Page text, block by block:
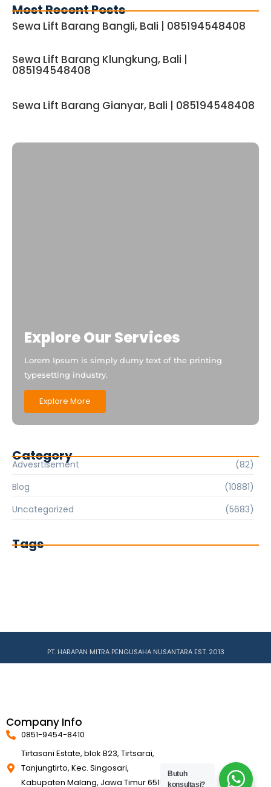
Most Recent Posts
Sewa Lift Barang Bangli, Bali | 085194548408
Sewa Lift Barang Klungkung, Bali |
085194548408
Sewa Lift Barang Gianyar, Bali | 085194548408
Explore Our Services
Lorem Ipsum is simply dumy text of the printing
typesetting industry.
Explore More
Category
Advesrtisement
(82)
Blog
(10881)
Uncategorized
(5683)
Tags
PT. HARAPAN MITRA PENGUSAHA NUSANTARA EST. 2013
Company Info
0851-9454-8410
Tirtasani Estate, blok B23, Tirtsarai,
Tanjungtirto, Kec. Singosari,
Kabupaten Malang, Jawa Timur 65153
Butuh
konsultasi?